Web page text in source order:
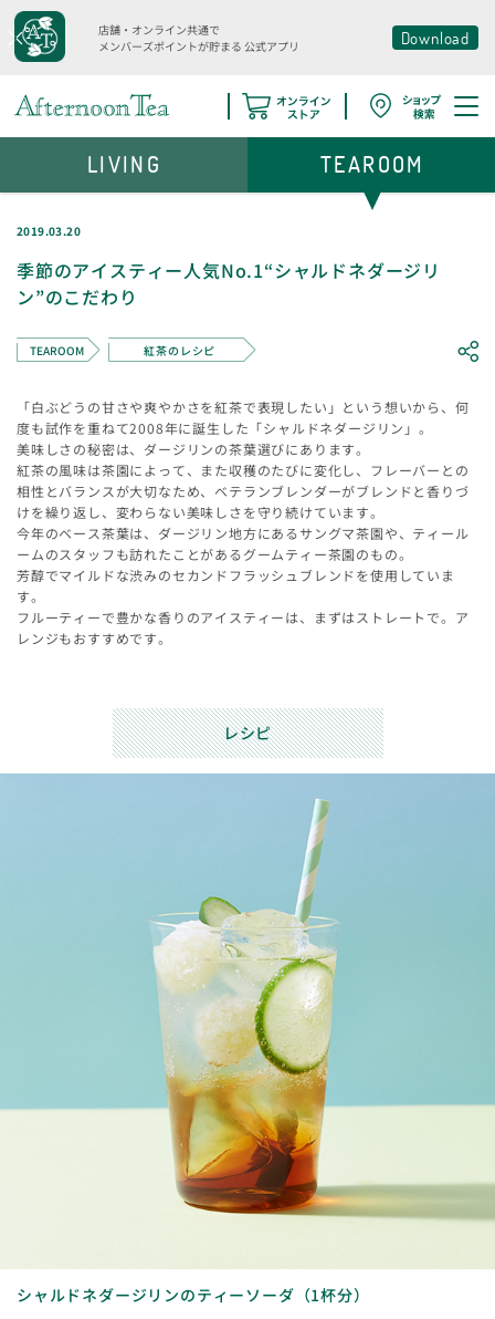
店舗・オンライン共通で
メンバーズポイントが貯まる 公式アプリ Download
2019.03.20
季節のアイスティー人気No.1“シャルドネダージリ
ン”のこだわり
TEAROOM 紅茶のレシピ
「白ぶどうの甘さや爽やかさを紅茶で表現したい」という想いから、何
度も試作を重ねて2008年に誕生した「シャルドネダージリン」。
美味しさの秘密は、ダージリンの茶葉選びにあります。
紅茶の風味は茶園によって、また収穫のたびに変化し、フレーバーとの
相性とバランスが大切なため、ベテランブレンダーがブレンドと香りづ
けを繰り返し、変わらない美味しさを守り続けています。
今年のベース茶葉は、ダージリン地方にあるサングマ茶園や、ティール
ームのスタッフも訪れたことがあるグームティー茶園のもの。
芳醇でマイルドな渋みのセカンドフラッシュブレンドを使用していま
す。
フルーティーで豊かな香りのアイスティーは、まずはストレートで。ア
レンジもおすすめです。
レシピ
シャルドネダージリンのティーソーダ（1杯分）
LIVING TEAROOM